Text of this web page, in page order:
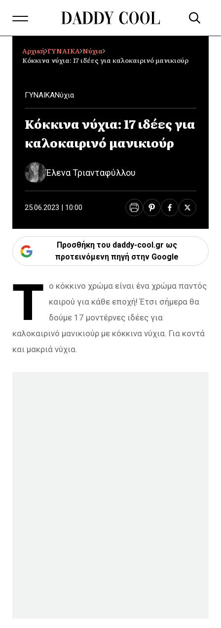
Αρχική ΓΥΝΑΙΚΑ Νύχια
Κόκκινα νύχια: 17 ιδέες για καλοκαιρινό μανικιούρ
ΓΥΝΑΙΚΑΝύχια
Κόκκινα νύχια: 17 ιδέες για
καλοκαιρινό μανικιούρ
Έλενα Τριανταφύλλου
25.06.2023 | 10:00
Προσθήκη του daddy-cool.gr ως
προτεινόμενη πηγή στην Google
Τ ο κόκκινο χρώμα είναι ένα χρώμα παντός
καιρού για κάθε εποχή! Έτσι σήμερα θα
δούμε 17 μοντέρνες ιδέες για
καλοκαιρινό μανικιούρ με κόκκινα νύχια. Για κοντά
και μακριά νύχια.